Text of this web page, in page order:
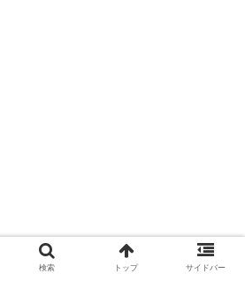
検索 トップ サイドバー